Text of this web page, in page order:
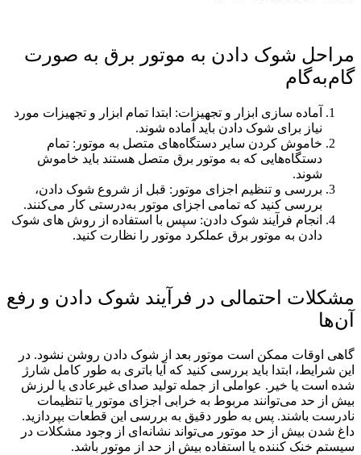
مراحل شوک دادن به موتور برق به صورت
گام‌به‌گام
آماده ‌سازی ابزار و تجهیزات: ابتدا تمام ابزار و تجهیزات مورد
نیاز برای شوک دادن باید آماده شوند.
خاموش کردن سایر دستگاه‌های متصل به موتور: تمام
دستگاه‌هایی که به موتور برق متصل هستند باید خاموش
شوند.
بررسی و تنظیم اجزای موتور: قبل از شروع شوک دادن،
بررسی کنید که تمامی اجزای موتور به‌درستی کار می‌کنند.
انجام فرآیند شوک دادن: سپس با استفاده از روش‌ های شوک
دادن به موتور برق عملکرد موتور را نظارت کنید.
مشکلات احتمالی در فرآیند شوک دادن و رفع
آن‌ها
گاهی اوقات ممکن است موتور بعد از شوک دادن روشن نشود. در
این شرایط، ابتدا باید بررسی کنید که آیا باتری به طور کامل شارژ
شده است یا خیر. عواملی از جمله تولید صدای غیرعادی یا لرزش
بیش از حد می‌توانند مربوط به خرابی اجزای موتور یا تنظیمات
نادرست باشند. پس به طور دقیق به بررسی این قطعات بپردازید.
داغ شدن بیش از حد موتور می‌‌تواند نشانه‌ای از وجود مشکلات در
سیستم خنک‌ کننده یا استفاده بیش از حد از موتور باشد.